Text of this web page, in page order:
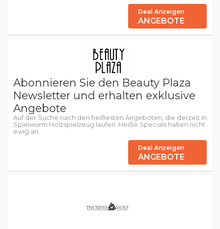
Deal Anzeigen
ANGEBOTE
Abonnieren Sie den Beauty Plaza
Newsletter und erhalten exklusive
Angebote
Auf der Suche nach den heißesten Angeboten, die derzeit in
Spielwurm Holzspielzeug laufen. Heiße Specials halten nicht
ewig an.
Deal Anzeigen
ANGEBOTE